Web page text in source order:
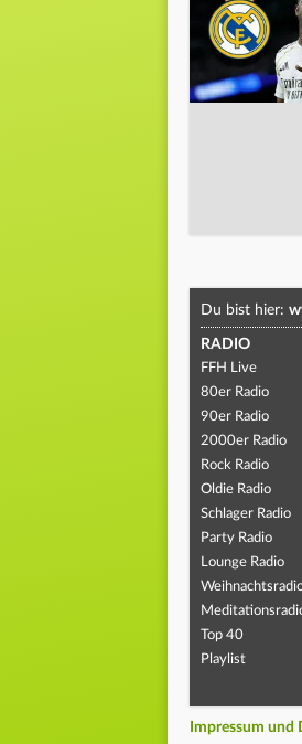
Du bist hier:
RADIO
FFH Live
80er Radio
90er Radio
2000er Radio
Rock Radio
Oldie Radio
Schlager Radio
Party Radio
Lounge Radio
Top 40
Playlist
Impressum und